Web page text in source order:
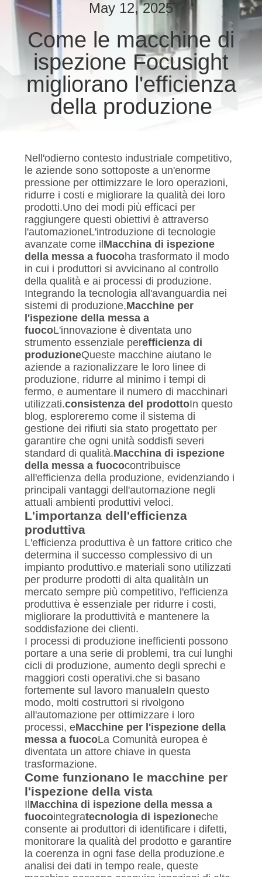
CONTROLLO
DI
QUALITÀ
CONTATTICI
NOTIZIE
RICHIEDA
UNA
CITAZIONE
MAPPA
DEL
SITO
PRIVACY
POLICY
May 12, 2025
Come le macchine di
ispezione Focusight
migliorano l'efficienza
della produzione
Nell'odierno contesto industriale competitivo,
le aziende sono sottoposte a un'enorme
pressione per ottimizzare le loro operazioni,
ridurre i costi e migliorare la qualità dei loro
prodotti.Uno dei modi più efficaci per
raggiungere questi obiettivi è attraverso
l'automazioneL'introduzione di tecnologie
avanzate come il Macchina di ispezione
della messa a fuocoha trasformato il modo
in cui i produttori si avvicinano al controllo
della qualità e ai processi di produzione.
Integrando la tecnologia all'avanguardia nei
sistemi di produzione,Macchine per
l'ispezione della messa a
fuocoL'innovazione è diventata uno
strumento essenziale perefficienza di
produzioneQueste macchine aiutano le
aziende a razionalizzare le loro linee di
produzione, ridurre al minimo i tempi di
fermo, e aumentare il numero di macchinari
utilizzati.consistenza del prodottoIn questo
blog, esploreremo come il sistema di
gestione dei rifiuti sia stato progettato per
garantire che ogni unità soddisfi severi
standard di qualità.Macchina di ispezione
della messa a fuococontribuisce
all'efficienza della produzione, evidenziando i
principali vantaggi dell'automazione negli
attuali ambienti produttivi veloci.
L'importanza dell'efficienza
produttiva
L'efficienza produttiva è un fattore critico che
determina il successo complessivo di un
impianto produttivo.e materiali sono utilizzati
per produrre prodotti di alta qualitàIn un
mercato sempre più competitivo, l'efficienza
produttiva è essenziale per ridurre i costi,
migliorare la produttività e mantenere la
soddisfazione dei clienti.
I processi di produzione inefficienti possono
portare a una serie di problemi, tra cui lunghi
cicli di produzione, aumento degli sprechi e
maggiori costi operativi.che si basano
fortemente sul lavoro manualeIn questo
modo, molti costruttori si rivolgono
all'automazione per ottimizzare i loro
processi, eMacchine per l'ispezione della
messa a fuocoLa Comunità europea è
diventata un attore chiave in questa
trasformazione.
Come funzionano le macchine per
l'ispezione della vista
Il Macchina di ispezione della messa a
fuocointegratecnologia di ispezioneche
consente ai produttori di identificare i difetti,
monitorare la qualità del prodotto e garantire
la coerenza in ogni fase della produzione.e
analisi dei dati in tempo reale, queste